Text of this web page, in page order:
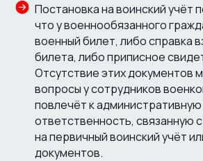
Постановка на воинский учёт
что у военнообязанного
военный билет, либо справка
билета, либо приписное
Отсутствие этих документов
вопросы у сотрудников
повлечёт к административную
ответственность, связанную
на первичный воинский учёт
документов.